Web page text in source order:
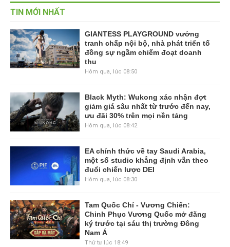
TIN MỚI NHẤT
GIANTESS PLAYGROUND vướng
tranh chấp nội bộ, nhà phát triển tố
đồng sự ngầm chiếm đoạt doanh
thu
Hôm qua, lúc 08:50
Black Myth: Wukong xác nhận đợt
giảm giá sâu nhất từ trước đến nay,
ưu đãi 30% trên mọi nền tảng
Hôm qua, lúc 08:42
EA chính thức về tay Saudi Arabia,
một số studio khẳng định vẫn theo
đuổi chiến lược DEI
Hôm qua, lúc 08:30
Tam Quốc Chí - Vương Chiến:
Chinh Phục Vương Quốc mở đăng
ký trước tại sáu thị trường Đông
Nam Á
Thứ tư lúc 18:49